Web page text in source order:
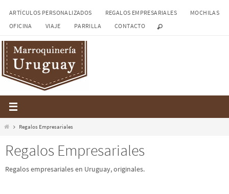
ARTÍCULOS PERSONALIZADOS REGALOS EMPRESARIALES
MOCHILAS
OFICINA
VIAJE PARRILLA CONTACTO
InicioRegalos Empresariales
Regalos Empresariales
Regalos empresariales en Uruguay, originales.